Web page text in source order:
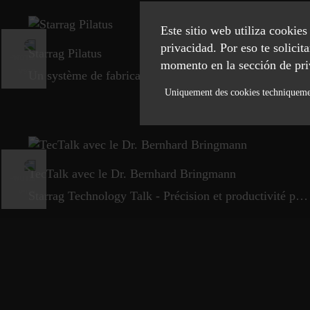
Starrag Pilatus
TecTalk avec le Dr. Bernhard Bringmann
Starrag Technology Talk - Précision et productivité pour les chambres à vide
Este sitio web utiliza cookies
privacidad. Por eso te
momento en la sección de
Uniquement des cookies
ACCEPT SELECTED